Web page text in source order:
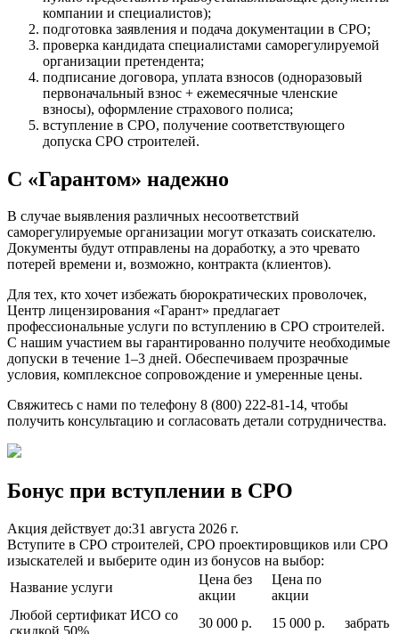
компании и специалистов);
подготовка заявления и подача документации в СРО;
проверка кандидата специалистами саморегулируемой
организации претендента;
подписание договора, уплата взносов (одноразовый
первоначальный взнос + ежемесячные членские
взносы), оформление страхового полиса;
вступление в СРО, получение соответствующего
допуска СРО строителей.
С «Гарантом» надежно
В случае выявления различных несоответствий
саморегулируемые организации могут отказать соискателю.
Документы будут отправлены на доработку, а это чревато
потерей времени и, возможно, контракта (клиентов).
Для тех, кто хочет избежать бюрократических проволочек,
Центр лицензирования «Гарант» предлагает
профессиональные услуги по вступлению в СРО строителей.
С нашим участием вы гарантированно получите необходимые
допуски в течение 1–3 дней. Обеспечиваем прозрачные
условия, комплексное сопровождение и умеренные цены.
Свяжитесь с нами по телефону 8 (800) 222-81-14, чтобы
получить консультацию и согласовать детали сотрудничества.
Бонус при вступлении в СРО
Акция действует до:31 августа 2026 г.
Вступите в СРО строителей, СРО проектировщиков или СРО
изыскателей и выберите один из бонусов на выбор:
Название услуги
Цена без
акции
Цена по
акции
Любой сертификат ИСО со
30 000 р. 15 000 р.
забрать